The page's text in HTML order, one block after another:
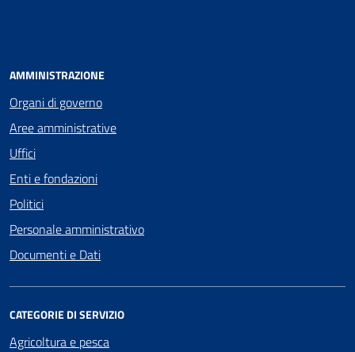
AMMINISTRAZIONE
Organi di governo
Aree amministrative
Uffici
Enti e fondazioni
Politici
Personale amministrativo
Documenti e Dati
CATEGORIE DI SERVIZIO
Agricoltura e pesca